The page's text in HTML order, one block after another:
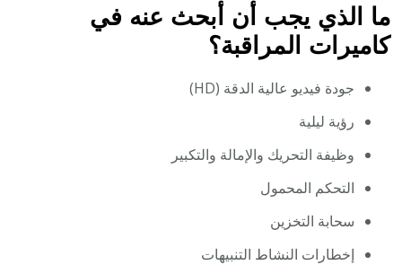
ما الذي يجب أن أبحث عنه في
كاميرات المراقبة؟
جودة فيديو عالية الدقة (HD)
رؤية ليلية
وظيفة التحريك والإمالة والتكبير
التحكم المحمول
سحابة التخزين
إخطارات النشاط التنبيهات